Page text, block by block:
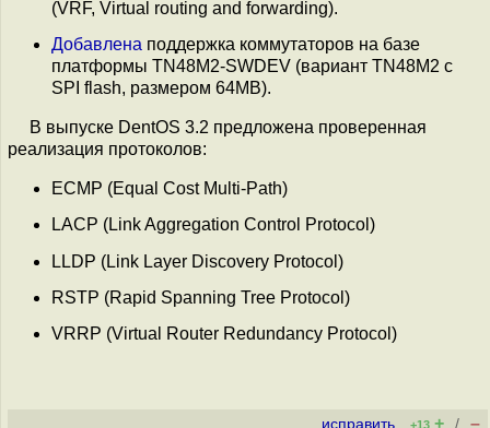
(VRF, Virtual routing and forwarding).
Добавлена поддержка коммутаторов на базе
платформы TN48M2-SWDEV (вариант TN48M2 с
SPI flash, размером 64MB).
В выпуске DentOS 3.2 предложена проверенная
реализация протоколов:
ECMP (Equal Cost Multi-Path)
LACP (Link Aggregation Control Protocol)
LLDP (Link Layer Discovery Protocol)
RSTP (Rapid Spanning Tree Protocol)
VRRP (Virtual Router Redundancy Protocol)
исправить +13 + / –